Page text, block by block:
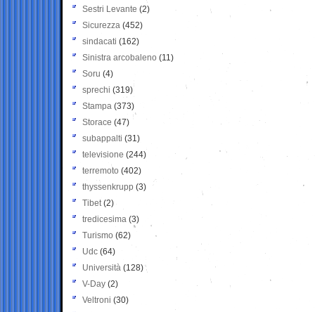
Sestri Levante (2)
Sicurezza (452)
sindacati (162)
Sinistra arcobaleno (11)
Soru (4)
sprechi (319)
Stampa (373)
Storace (47)
subappalti (31)
televisione(244)
terremoto (402)
thyssenkrupp (3)
Tibet(2)
tredicesima (3)
Turismo (62)
Udc (64)
Università (128)
V-Day (2)
Veltroni (30)